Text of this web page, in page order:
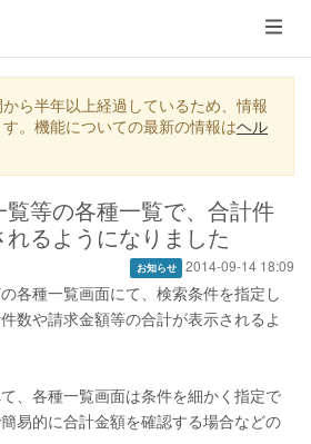
メ
ニ
ュ
ー
ら半年以上経過しているため、情報
。機能についての最新の情報はヘル
等の各種一覧で、合計件
るようになりました
お知らせ 2014-09-14 18:09
各種一覧画面にて、検索条件を指定し
数や請求金額等の合計が表示されるよ
、各種一覧画面は条件を細かく指定で
易的に合計金額を確認する場合などの